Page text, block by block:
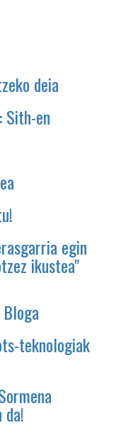
deia
Sith-en
egin
ikustea"
teknologiak